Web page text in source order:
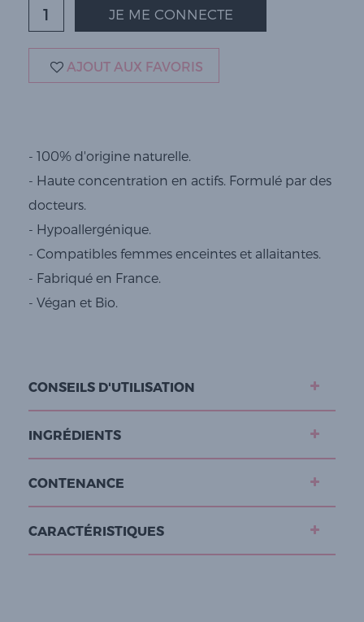
JE ME CONNECTE
AJOUT AUX FAVORIS
- 100% d'origine naturelle.
- Haute concentration en actifs. Formulé par des
docteurs.
- Hypoallergénique.
- Compatibles femmes enceintes et allaitantes.
- Fabriqué en France.
- Végan et Bio.
CONSEILS D'UTILISATION
INGRÉDIENTS
CONTENANCE
CARACTÉRISTIQUES